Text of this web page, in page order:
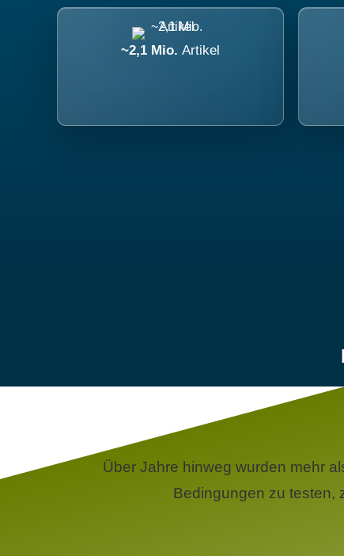
~2,1 Mio. Artikel
Über Jahre hinweg wurden mehr
Bedingungen zu testen,